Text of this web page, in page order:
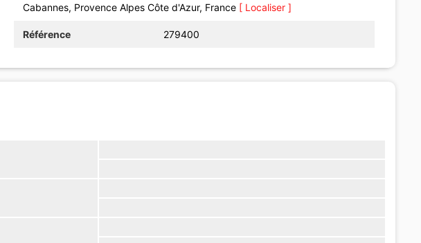
Cabannes, Provence Alpes Côte d'Azur, France [ Localiser ]
Référence 279400